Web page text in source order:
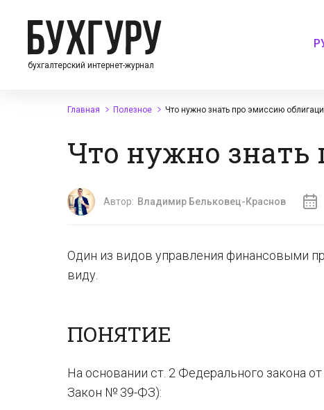
бухгалтерский интернет-журнал
Главная Полезное Что нужно знать про эмиссию
Что нужно знать
Автор: Владимир Бельковец-Краснов
Один из видов управления финансовыми
виду.
ПОНЯТИЕ
На основании ст. 2 Федерального закона
Закон № 39-ФЗ):